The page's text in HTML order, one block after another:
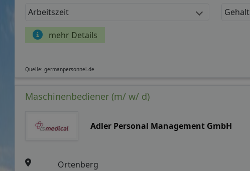
Arbeitszeit Gehalt
mehr Details
Quelle: germanpersonnel.de
Maschinenbediener (m/ w/ d)
Adler Personal Management GmbH
Ortenberg